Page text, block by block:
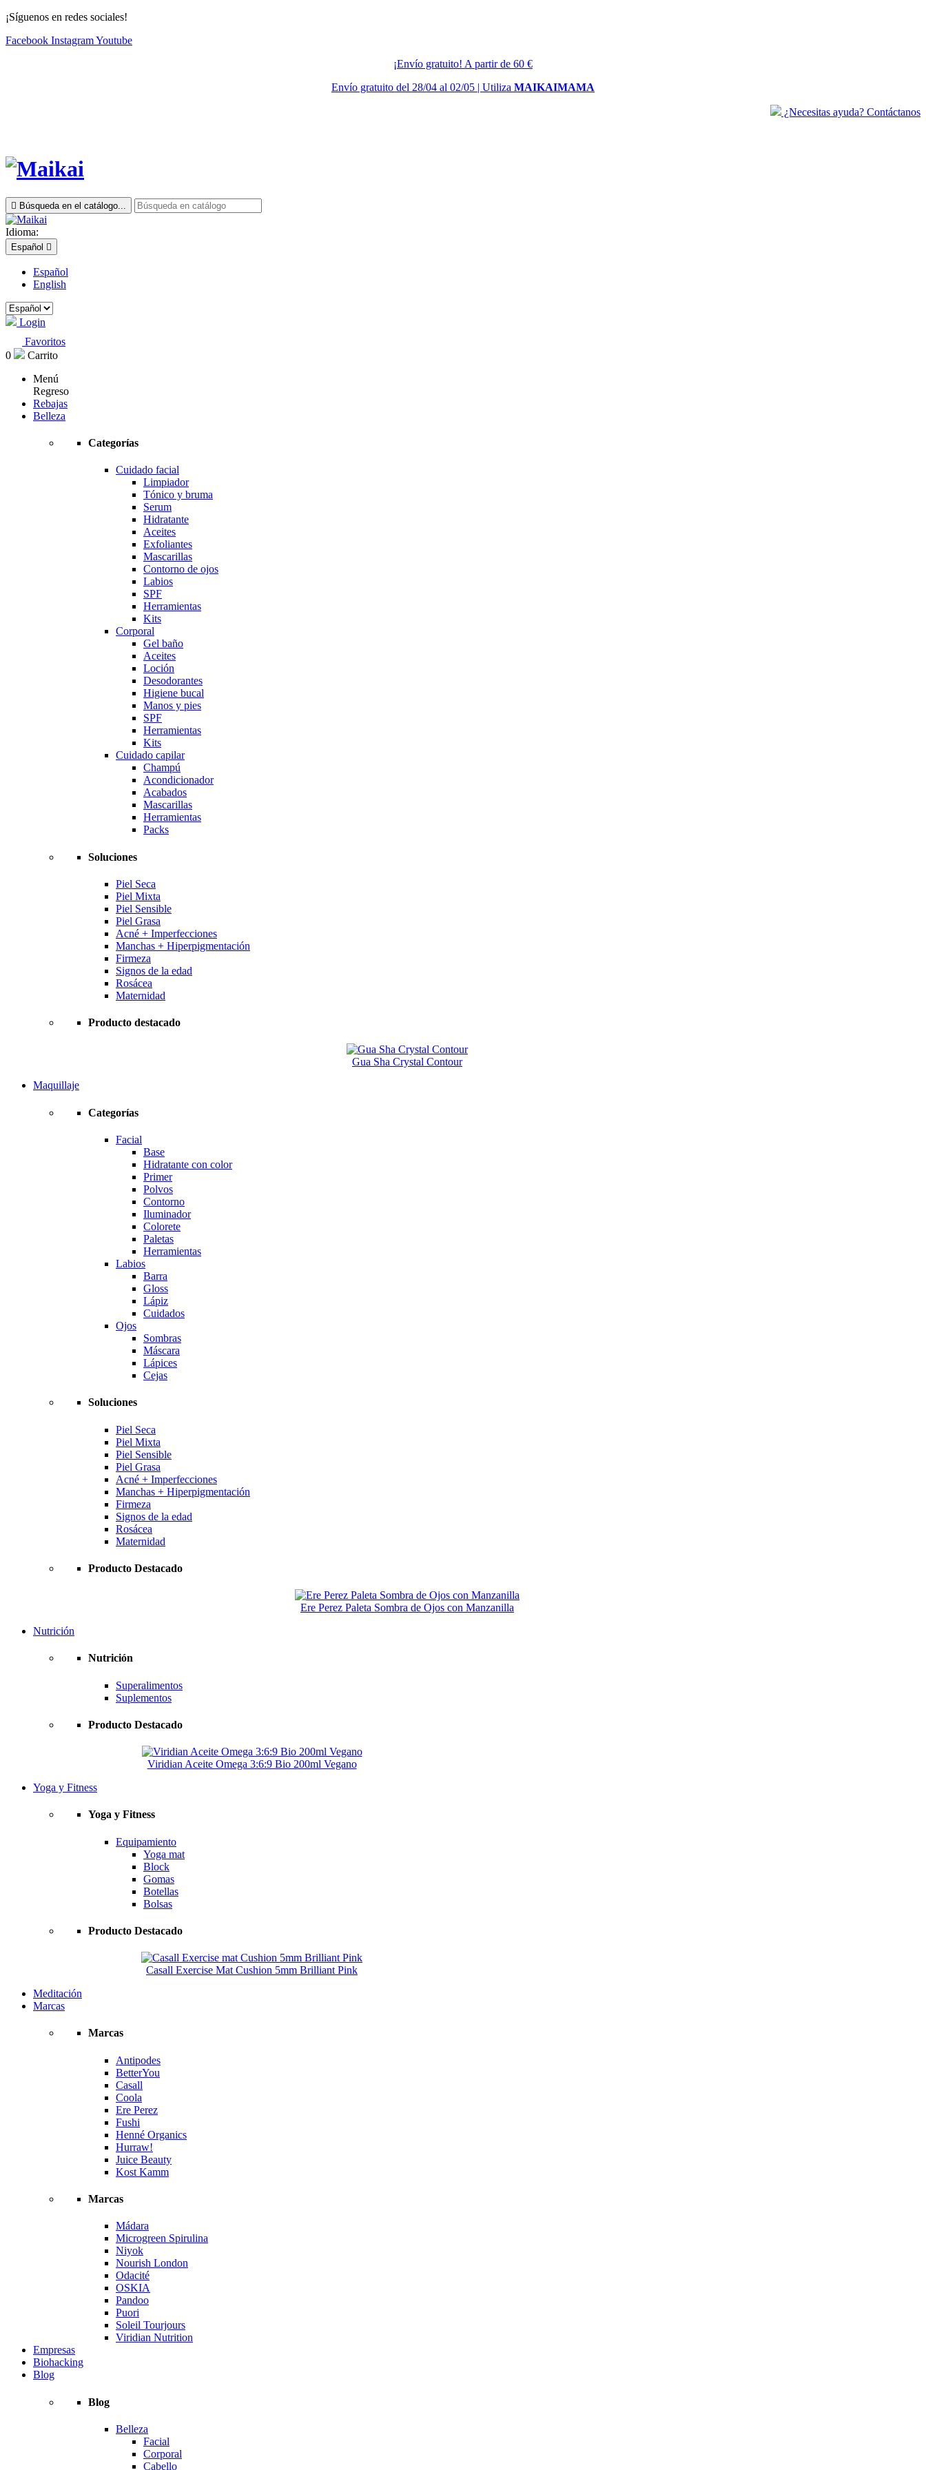
¡Síguenos en redes sociales!
Facebook InstagramYoutube
¡Envío gratuito! A partir de 60 €
Envío gratuito del 28/04 al 02/05 | Utiliza MAIKAIMAMA
¿Necesitas ayuda? Contáctanos
 Búsqueda en el catálogo...
Idioma:
Español 
Español
English
Login
Favoritos
0
Carrito
Menú
Regreso
Rebajas
Belleza
Categorías
Cuidado facial
Limpiador
Tónico y bruma
Serum
Hidratante
Aceites
Exfoliantes
Mascarillas
Contorno de ojos
Labios
SPF
Herramientas
Kits
Corporal
Gel baño
Aceites
Loción
Desodorantes
Higiene bucal
Manos y pies
SPF
Herramientas
Kits
Cuidado capilar
Champú
Acondicionador
Acabados
Mascarillas
Herramientas
Packs
Soluciones
Piel Seca
Piel Mixta
Piel Sensible
Piel Grasa
Acné + Imperfecciones
Manchas + Hiperpigmentación
Firmeza
Signos de la edad
Rosácea
Maternidad
Producto destacado
Gua Sha Crystal Contour
Maquillaje
Categorías
Facial
Base
Hidratante con color
Primer
Polvos
Contorno
Iluminador
Colorete
Paletas
Herramientas
Labios
Barra
Gloss
Lápiz
Cuidados
Ojos
Sombras
Máscara
Lápices
Cejas
Soluciones
Piel Seca
Piel Mixta
Piel Sensible
Piel Grasa
Acné + Imperfecciones
Manchas + Hiperpigmentación
Firmeza
Signos de la edad
Rosácea
Maternidad
Producto Destacado
Ere Perez Paleta Sombra de Ojos con Manzanilla
Nutrición
Nutrición
Superalimentos
Suplementos
Producto Destacado
Viridian Aceite Omega 3:6:9 Bio 200ml Vegano
Yoga y Fitness
Yoga y Fitness
Equipamiento
Yoga mat
Block
Gomas
Botellas
Bolsas
Producto Destacado
Casall Exercise Mat Cushion 5mm Brilliant Pink
Meditación
Marcas
Marcas
Antipodes
BetterYou
Casall
Coola
Ere Perez
Fushi
Henné Organics
Hurraw!
Juice Beauty
Kost Kamm
Marcas
Mádara
Microgreen Spirulina
Niyok
Nourish London
Odacité
OSKIA
Pandoo
Puori
Soleil Tourjours
Viridian Nutrition
Empresas
Biohacking
Blog
Blog
Belleza
Facial
Corporal
Cabello